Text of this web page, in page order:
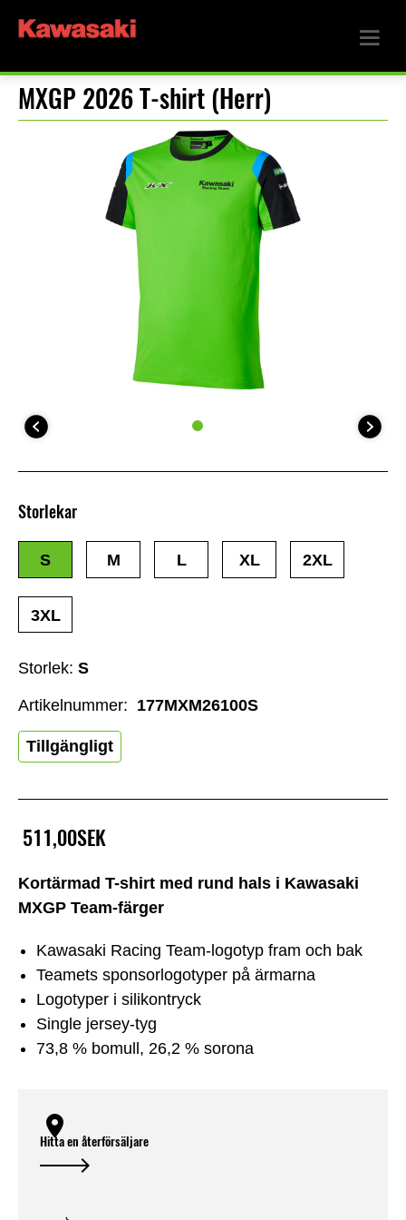
MXGP 2026 T-shirt (Herr)
Kortärmad T-shirt med rund hals i Kawasaki
MXGP Team-färger
Kawasaki Racing Team-logotyp fram och bak
Teamets sponsorlogotyper på ärmarna
Logotyper i silikontryck
Single jersey-tyg
73,8 % bomull, 26,2 % sorona
511,00SEK
Storlek: S
Tillgängligt
Storlekar
S M L XL 2XL
3XL
Artikelnummer: 177MXM26100S
Hitta en återförsäljare